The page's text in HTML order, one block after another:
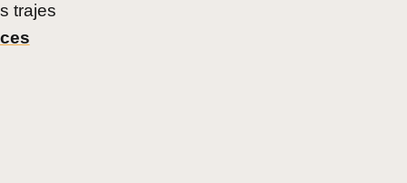
trajes